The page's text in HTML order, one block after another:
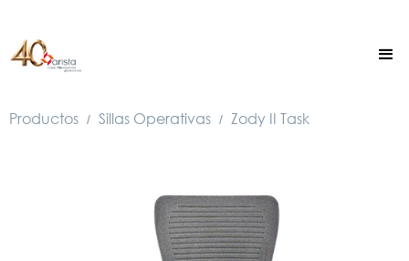
Productos / Sillas Operativas / Zody II Task